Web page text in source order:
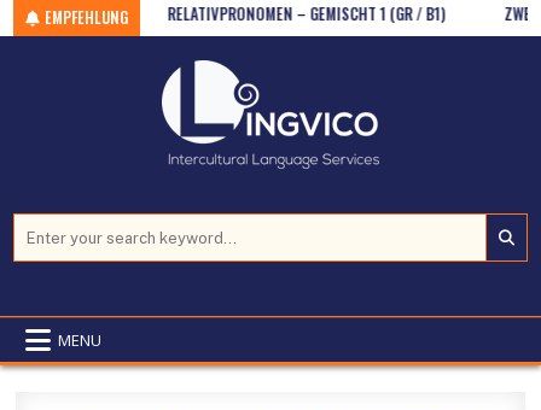
Skip to content
EMPFEHLUNG
HV (AB B2) RELATIVPRONOMEN – GEMISCHT 1 (GR / B1)
MENU